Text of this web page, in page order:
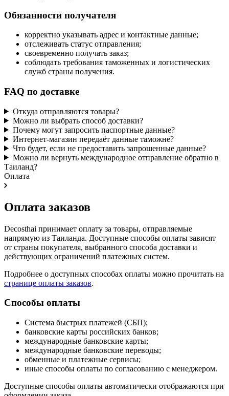
Обязанности получателя
корректно указывать адрес и контактные данные;
отслеживать статус отправления;
своевременно получать заказ;
соблюдать требования таможенных и логистических
служб страны получения.
FAQ по доставке
Откуда отправляются товары?
Можно ли выбрать способ доставки?
Почему могут запросить паспортные данные?
Интернет-магазин передаёт данные таможне?
Что будет, если не предоставить запрошенные данные?
Можно ли вернуть международное отправление обратно в
Таиланд?
Оплата
Оплата заказов
Decosthai принимает оплату за товары, отправляемые
напрямую из Таиланда. Доступные способы оплаты зависят
от страны покупателя, выбранного способа доставки и
действующих ограничений платежных систем.
Подробнее о доступных способах оплаты можно прочитать на
странице оплаты заказов.
Способы оплаты
Система быстрых платежей (СБП);
банковские карты российских банков;
международные банковские карты;
международные банковские переводы;
обменные и платежные сервисы;
иные способы оплаты по согласованию с менеджером.
Доступные способы оплаты автоматически отображаются при